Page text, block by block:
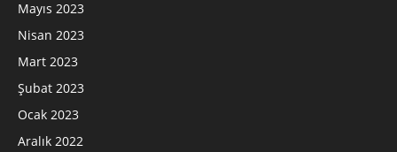
Mayıs 2023
Nisan 2023
Mart 2023
Şubat 2023
Ocak 2023
Aralık 2022